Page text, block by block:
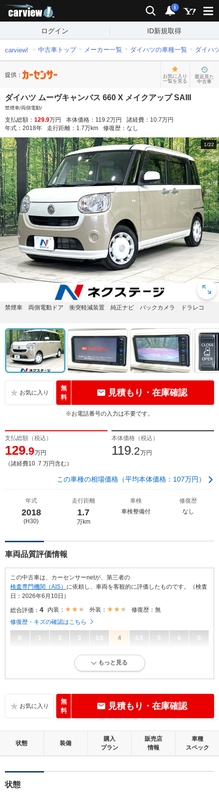
検索 通知
i
ログイン ID新規取得
carview! 中古車トップ メーカー一覧 ダイハツの車種一覧 ダイハ
提供：
お気に入り
一覧を見る
最近見た
中古車
ダイハツ ムーヴキャンバス 660 X メイクアップ SAIII
禁煙車/両側電動/
支払総額： 129.9万円 本体価格： 119.2万円 諸経費： 10.7万円
年式： 2018年 走行距離： 1.7万km 修復歴： なし
1/22
禁煙車 両側電動ドア 衝突軽減装置 純正ナビ バックカメラ ドラレコ
無
料
見積もり・在庫確認
※お電話番号の入力は不要です。
支払総額（税込）
129.9万円
（諸経費10 .7 万円含む）
本体価格（税込）
119.2万円
この車種の相場価格（平均本体価格：107万円）
年式
2018
(H30)
走行距離
1.7
万km
車検
車検整備付
修復歴
なし
車両品質評価情報
この中古車は、カーセンサーnetが、第三者の
検査専門機関（AIS） に依頼し、車両を客観的に評価したものです。（検査
日：2026年6月10日）
総合評価： 4 内装： 外装：
修復歴：無
修復歴・キズの確認はこちら
R 1 2 3 3.5 4 4.5 5 6 S
内外装に目立たない多少のキズ、ヘコミが認められる状態です。
目立たない軽微なダメージはありますが、良好な状態です。
修復歴：無
もっと見る
無
料
見積もり・在庫確認
状態 装備
購入
プラン
販売店
情報
車種
スペック
状態